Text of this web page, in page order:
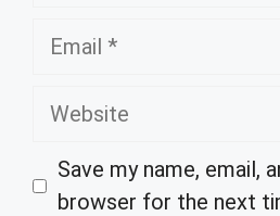
Email
Website
Save my name, email,
browser for the next